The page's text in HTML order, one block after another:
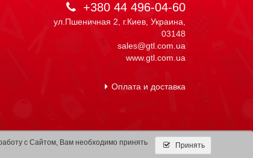
+380 44 496-04-60
ул.Пшеничная 2, г.Киев, Украина,
03148
sales@gtl.com.ua
www.gtl.com.ua
Оплата и доставка
Разработка shtogrin.com
Принять
с Сайтом, Вам необходимо принять